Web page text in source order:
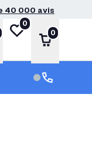
40 000 avis
Ma liste de
0
Panier
0
Service
Service client